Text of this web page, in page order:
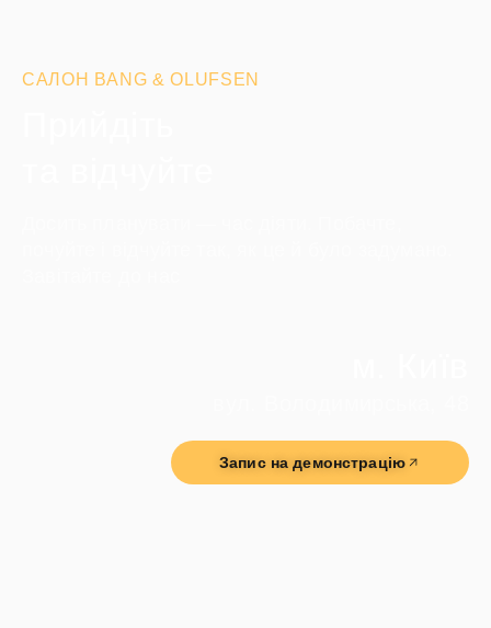
САЛОН BANG & OLUFSEN
Запис на демонстрацію